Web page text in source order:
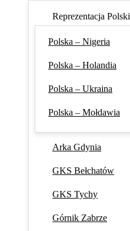
Reprezentacja Polski
Polska – Nigeria
Polska – Holandia
Polska – Ukraina
Polska – Mołdawia
Arka Gdynia
GKS Bełchatów
GKS Tychy
Górnik Zabrze